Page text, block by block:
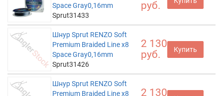
Space Gray0,16mm
Sprut31433
руб.
Шнур Sprut RENZO Soft
Premium Braided Line x8
Space Gray0,16mm
Sprut31426
2 130
руб.
Купить
Шнур Sprut RENZO Soft
Premium Braided Line x8
2 130